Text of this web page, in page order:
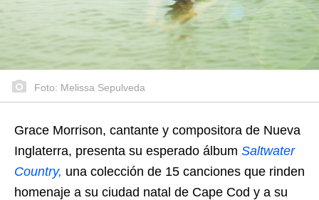
Foto: Melissa Sepulveda
Grace Morrison, cantante y compositora de Nueva
Inglaterra, presenta su esperado álbum Saltwater
Country, una colección de 15 canciones que rinden
homenaje a su ciudad natal de Cape Cod y a su